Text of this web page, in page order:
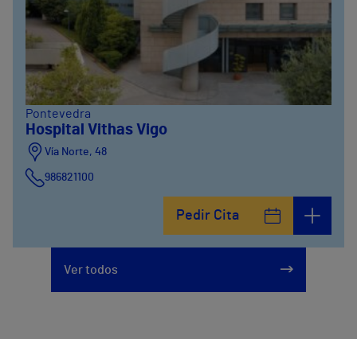
Pontevedra
Hospital Vithas Vigo
Vía Norte, 48
986821100
Pedir Cita
Ver todos